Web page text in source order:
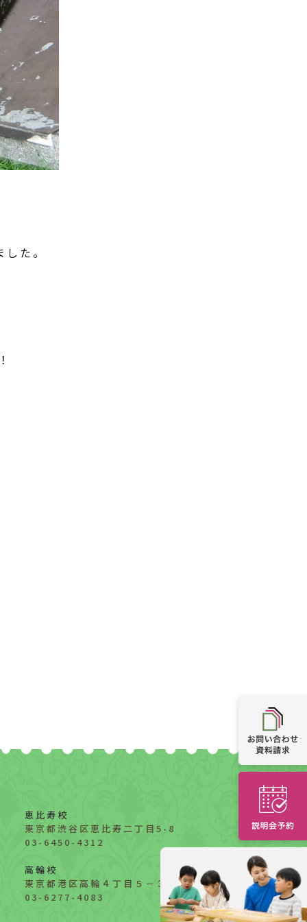
た。
恵比寿校
東京都渋谷区恵比寿二丁目5-8
03-6450-4312
高輪校
東京都港区高輪４丁目５－３
03-6277-4083